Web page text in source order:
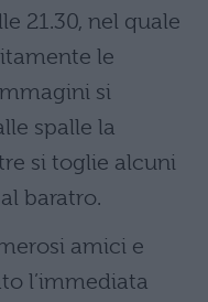
21.30, nel quale
le
si
spalle la
si toglie alcuni
baratro.
amici e
l’immediata